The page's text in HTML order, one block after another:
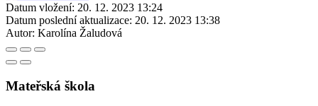
Datum vložení: 20. 12. 2023 13:24
Datum poslední aktualizace: 20. 12. 2023 13:38
Autor: Karolína Žaludová
Mateřská škola